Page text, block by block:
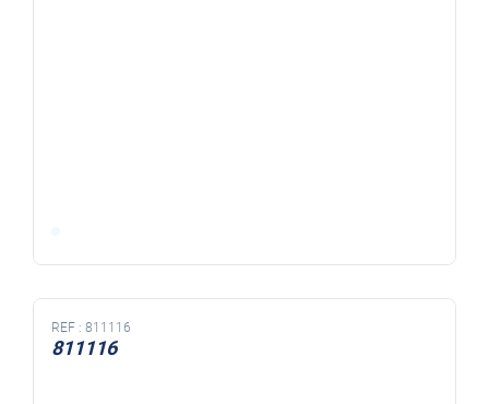
REF : 811116
811116